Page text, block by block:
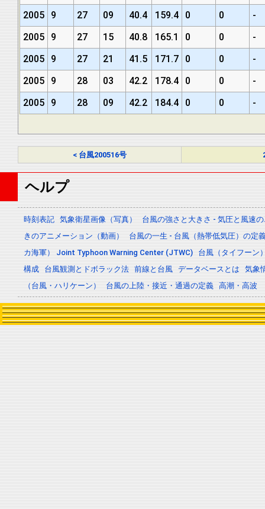
2005
9 27 09 40.4 159.4 0 0
-
2005
9 27 15 40.8 165.1 0 0
-
2005
9 27 21 41.5 171.7 0 0
-
2005
9 28 03 42.2 178.4 0 0
-
2005
9 28 09 42.2 184.4 0 0 -
< 台風200516号
ヘルプ
時刻表記 気象衛星画像（写真）
台風の強さと大きさ - 気圧と風速
きのアニメーション（動画）
台風の一生 - 台風（熱帯低気圧）の定
カ海軍） Joint Typhoon Warning Center (JTWC)
台風（タイフーン
構成
台風観測とドボラック法 前線と台風 データベースとは
気象
（台風・ハリケーン）
台風の上陸・接近・通過の定義 高潮・高波